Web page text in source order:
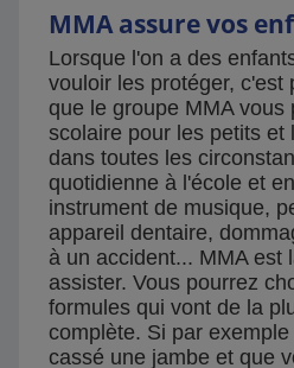
MMA assure vos
Lorsque l'on a des
vouloir les protéger, c'est
que le groupe MMA vous
scolaire pour les petits et
dans toutes les
quotidienne à l'école et
instrument de musique,
appareil dentaire,
à un accident... MMA est
assister. Vous pourrez
formules qui vont de la
complète. Si par
cassé une jambe et que